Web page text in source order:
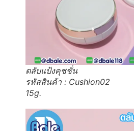
ตลับแป้งคุชชั่น
รหัสสินค้า : Cushion02
15g.